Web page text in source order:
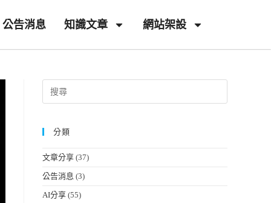
公告消息 知識文章 網站架設
分類
文章分享 (37)
公告消息 (3)
AI分享 (55)